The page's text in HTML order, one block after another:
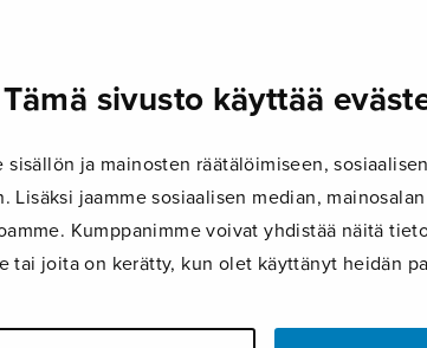
Tämä sivusto käyttää
sisällön ja mainosten räätälöimiseen,
Lisäksi jaamme sosiaalisen median,
Kumppanimme voivat yhdistää näitä
tai joita on kerätty, kun olet käyttänyt heidän
50 g
Osastot
Sekakuoro,
Tuotetunnus
Sivumäärä
16
TUTUSTU MYÖS